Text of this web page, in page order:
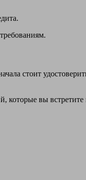
стоит
которые вы